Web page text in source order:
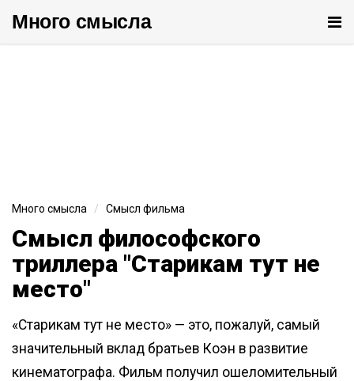
Много cмысла
Много смысла Смысл фильма
Смысл философского
триллера "Старикам тут не
место"
«Старикам тут не место» — это, пожалуй, самый
значительный вклад братьев Коэн в развитие
кинематографа. Фильм получил ошеломительный